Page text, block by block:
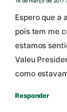
Espero que a
pois tem me
estamos
Valeu
como
Responder